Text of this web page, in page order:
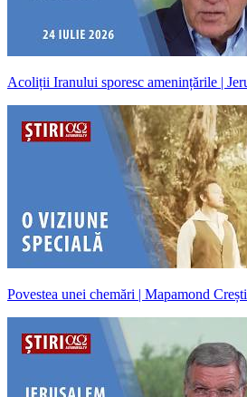
Acoliții Iranului sporesc amenințările |
Povestea unei chemări | Mapamond